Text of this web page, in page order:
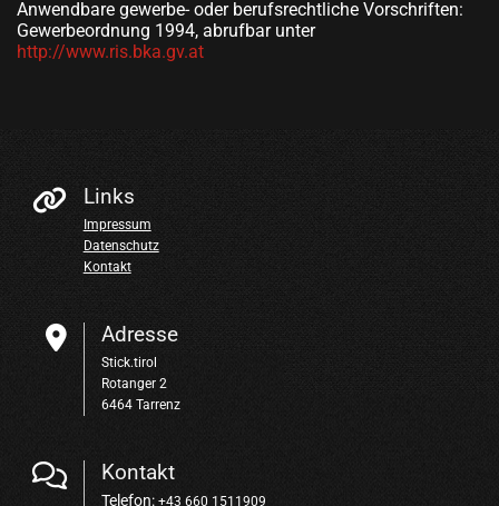
Anwendbare gewerbe- oder berufsrechtliche Vorschriften:
Gewerbeordnung 1994, abrufbar unter
http://www.ris.bka.gv.at
 Links
Impressum
Datenschutz
Kontakt
 Adresse
Stick.tirol
Rotanger 2
6464 Tarrenz
 Kontakt
Telefon: +43 660 1511909